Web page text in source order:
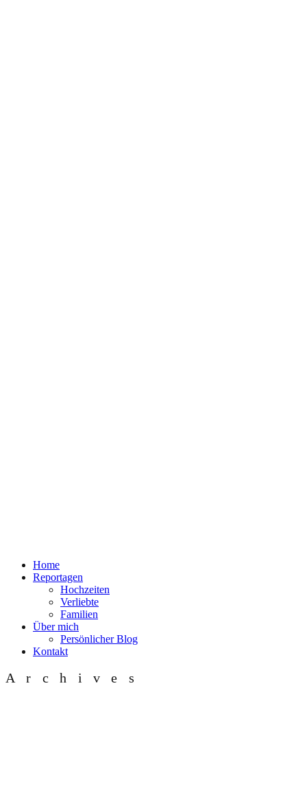
Home
Reportagen
Hochzeiten
Verliebte
Familien
Über mich
Persönlicher Blog
Kontakt
Archives